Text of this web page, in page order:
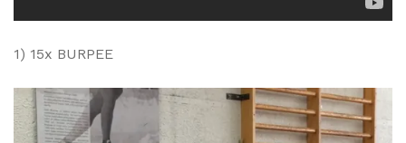
1) 15x BURPEE